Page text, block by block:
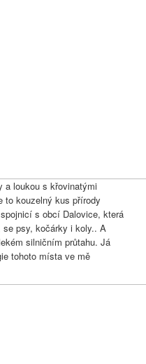
a loukou s křovinatými
to kouzelný kus přírody
s obcí Dalovice, která
se psy, kočárky i koly.. A
silničním průtahu. Já
tohoto místa ve mě